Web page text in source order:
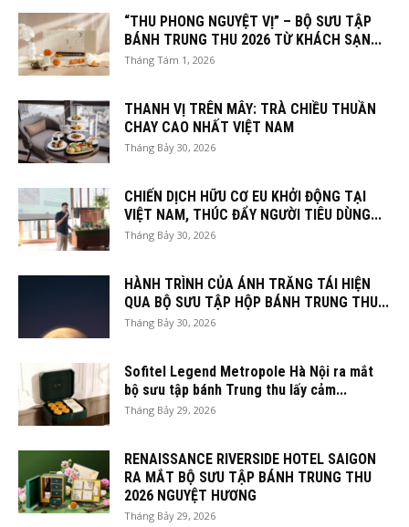
“THU PHONG NGUYỆT VỊ” – BỘ SƯU TẬP
BÁNH TRUNG THU 2026 TỪ KHÁCH SẠN...
Tháng Tám 1, 2026
THANH VỊ TRÊN MÂY: TRÀ CHIỀU THUẦN
CHAY CAO NHẤT VIỆT NAM
Tháng Bảy 30, 2026
CHIẾN DỊCH HỮU CƠ EU KHỞI ĐỘNG TẠI
VIỆT NAM, THÚC ĐẨY NGƯỜI TIÊU DÙNG...
Tháng Bảy 30, 2026
HÀNH TRÌNH CỦA ÁNH TRĂNG TÁI HIỆN
QUA BỘ SƯU TẬP HỘP BÁNH TRUNG THU...
Tháng Bảy 30, 2026
Sofitel Legend Metropole Hà Nội ra mắt
bộ sưu tập bánh Trung thu lấy cảm...
Tháng Bảy 29, 2026
RENAISSANCE RIVERSIDE HOTEL SAIGON
RA MẮT BỘ SƯU TẬP BÁNH TRUNG THU
2026 NGUYỆT HƯƠNG
Tháng Bảy 29, 2026